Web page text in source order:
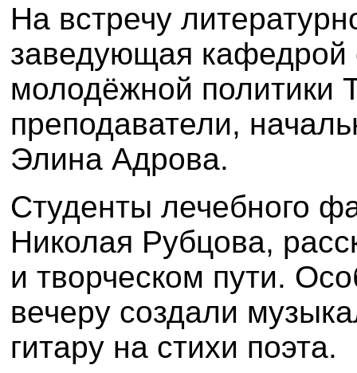
На встречу
заведующая кафедрой
молодёжной политики
преподаватели,
Элина Адрова.
Студенты лечебного
Николая Рубцова,
и творческом пути.
вечеру создали
гитару на стихи поэта.